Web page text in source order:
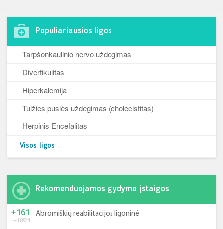
Populiariausios ligos
Tarpšonkaulinio nervo uždegimas
Divertikulitas
Hiperkalemija
Tulžies puslės uždegimas (cholecistitas)
Herpinis Encefalitas
Visos ligos
Rekomenduojamos gydymo įstaigos
+185-24
+161 Abromiškių reabilitacijos ligoninė